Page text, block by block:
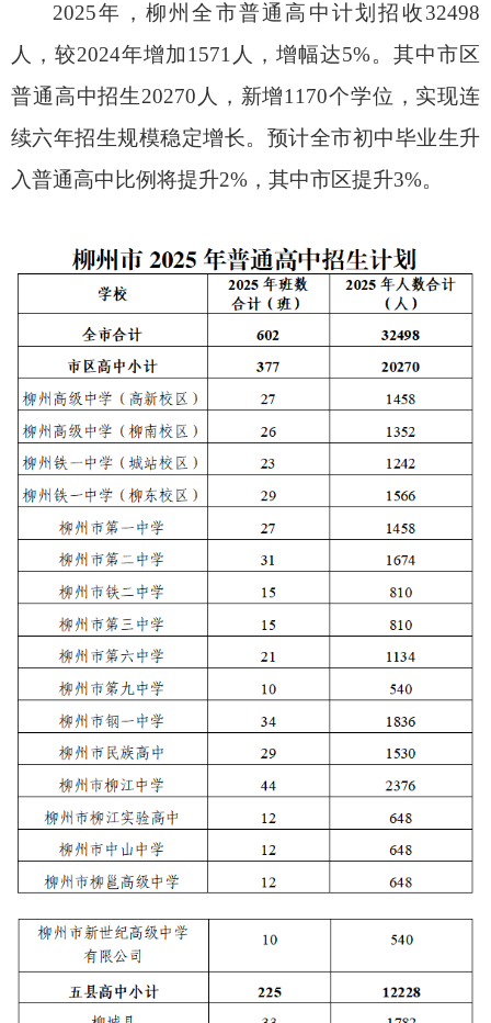
2025年，柳州全市普通高中计划招收32498
人，较2024年增加1571人，增幅达5%。其中市区
普通高中招生20270人，新增1170个学位，实现连
续六年招生规模稳定增长。预计全市初中毕业生升
入普通高中比例将提升2%，其中市区提升3%。